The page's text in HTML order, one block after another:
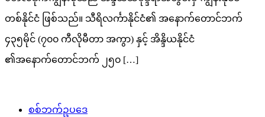
တစ်နိုင်ငံ ဖြစ်သည်။ သီရိလင်္ကာနိုင်ငံ၏ အနောက်တောင်ဘက်
၄၃၅မိုင် (၇၀၀ ကီလိုမီတာ အကွာ) နှင့် အိန္ဒိယနိုင်ငံ
၏အနောက်တောင်ဘက် ၂၅၀ […]
စစ်ဘက်ဥပဒေ